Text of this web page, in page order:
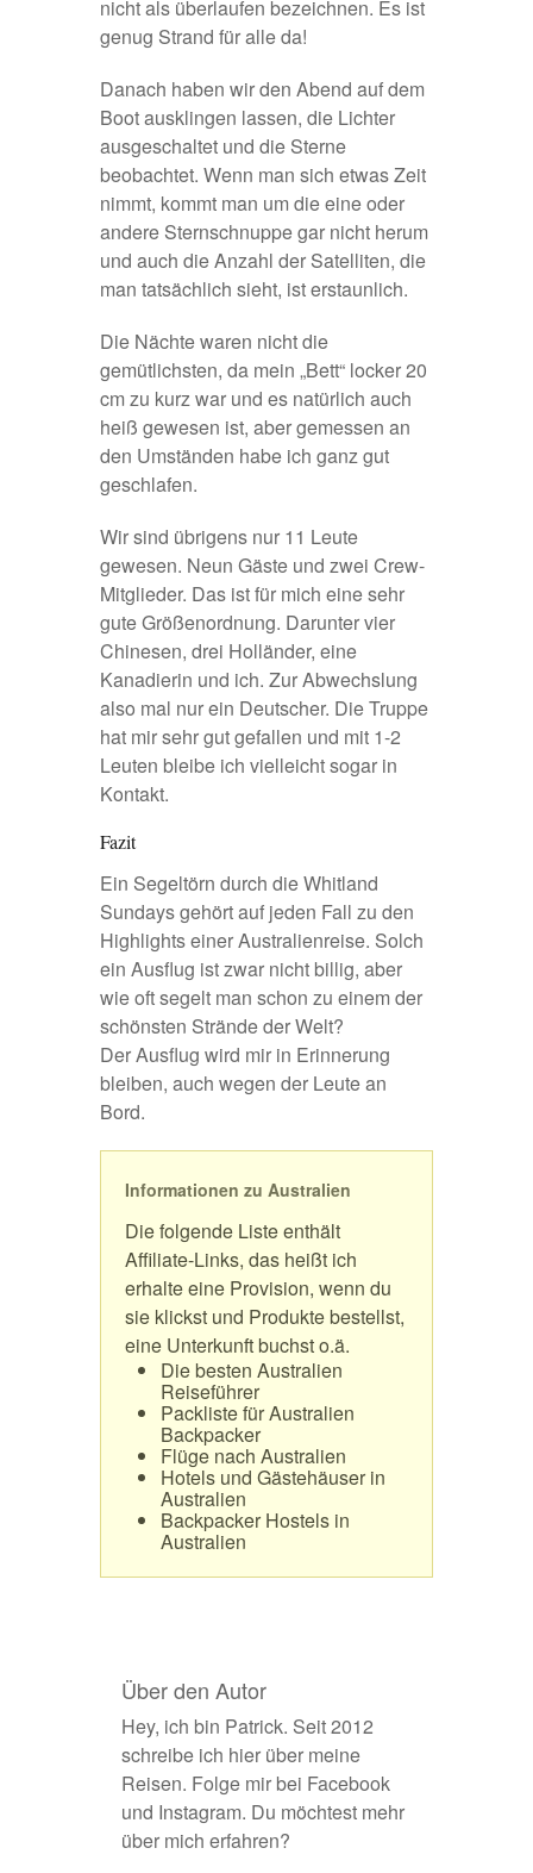
nicht als überlaufen bezeichnen. Es ist
genug Strand für alle da!
Danach haben wir den Abend auf dem
Boot ausklingen lassen, die Lichter
ausgeschaltet und die Sterne
beobachtet. Wenn man sich etwas Zeit
nimmt, kommt man um die eine oder
andere Sternschnuppe gar nicht herum
und auch die Anzahl der Satelliten, die
man tatsächlich sieht, ist erstaunlich.
Die Nächte waren nicht die
gemütlichsten, da mein „Bett“ locker 20
cm zu kurz war und es natürlich auch
heiß gewesen ist, aber gemessen an
den Umständen habe ich ganz gut
geschlafen.
Wir sind übrigens nur 11 Leute
gewesen. Neun Gäste und zwei Crew-
Mitglieder. Das ist für mich eine sehr
gute Größenordnung. Darunter vier
Chinesen, drei Holländer, eine
Kanadierin und ich. Zur Abwechslung
also mal nur ein Deutscher. Die Truppe
hat mir sehr gut gefallen und mit 1-2
Leuten bleibe ich vielleicht sogar in
Kontakt.
Fazit
Ein Segeltörn durch die Whitland
Sundays gehört auf jeden Fall zu den
Highlights einerAustralienreise. Solch
ein Ausflug ist zwar nicht billig, aber
wie oft segelt man schon zu einem der
schönsten Strände der Welt?
Der Ausflug wird mir in Erinnerung
bleiben, auch wegen der Leute an
Bord.
Informationen zu Australien
Die folgende Liste enthält
Affiliate-Links, das heißt ich
erhalte eine Provision, wenn du
sie klickst und Produkte bestellst,
eine Unterkunft buchst o.ä.
Die besten Australien
Reiseführer
Packliste für Australien
Backpacker
Flüge nach Australien
Hotels und Gästehäuser in
Australien
Backpacker Hostels in
Australien
Über den Autor
Hey, ich bin Patrick. Seit 2012
schreibe ich hier über meine
Reisen. Folge mir bei Facebook
und Instagram. Du möchtest mehr
über mich erfahren?